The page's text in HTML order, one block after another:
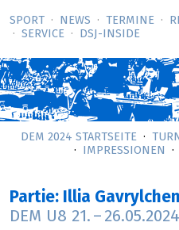
SPORT NEWS TERMINE
SERVICE
DSJ-­INSIDE
DEM 2024 STARTSEITE
IMPRESSIONEN
Partie: Illia
DEM U8 21. – 26.05.2024